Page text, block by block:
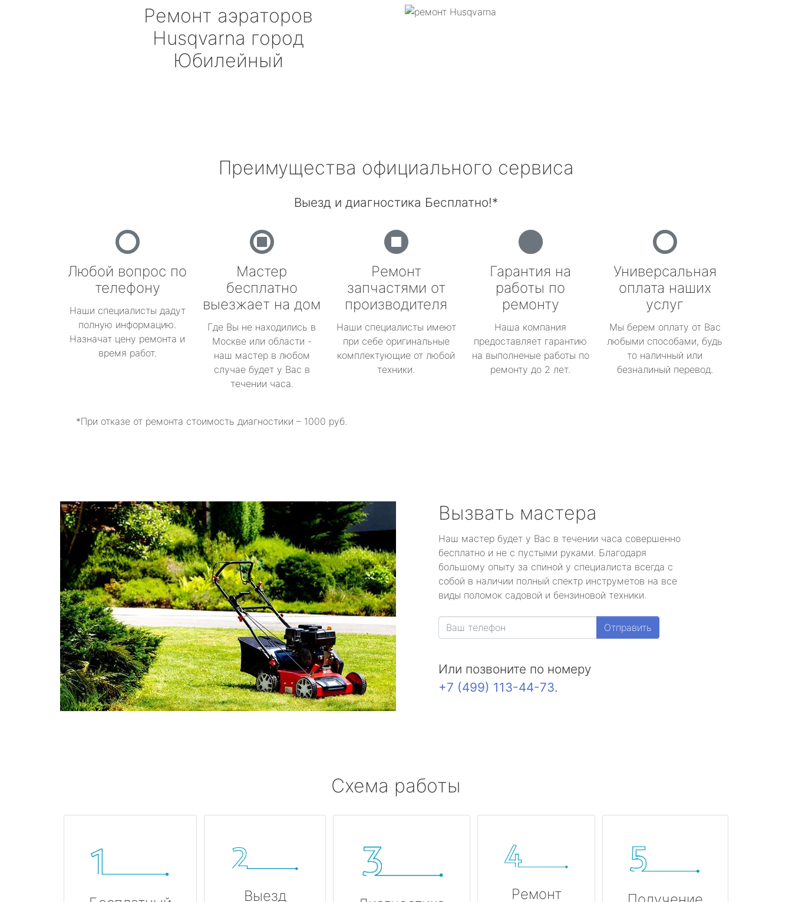
Ремонт аэраторов
Husqvarna город
Юбилейный
Преимущества официального сервиса
Выезд и диагностика Бесплатно!*
Любой вопрос по
телефону
Наши специалисты дадут
полную информацию.
Назначат цену ремонта и
время работ.
Мастер
бесплатно
выезжает на дом
Где Вы не находились в
Москве или области -
наш мастер в любом
случае будет у Вас в
течении часа.
Ремонт
запчастями от
производителя
Наши специалисты имеют
при себе оригинальные
комплектующие от любой
техники.
Гарантия на
работы по
ремонту
Наша компания
предоставляет гарантию
на выполненые работы по
ремонту до 2 лет.
Универсальная
оплата наших
услуг
Мы берем оплату от Вас
любыми способами, будь
то наличный или
безналиный перевод.
*При отказе от ремонта стоимость диагностики – 1000 руб.
Вызвать мастера
Наш мастер будет у Вас в течении часа совершенно
бесплатно и не с пустыми руками. Благодаря
большому опыту за спиной у специалиста всегда с
собой в наличии полный спектр инструметов на все
виды поломок садовой и бензиновой техники.
Отправить
Или позвоните по номеру
+7 (499) 113-44-73.
Схема работы
Выезд
Ремонт